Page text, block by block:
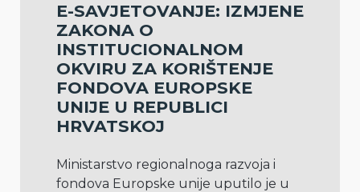
E-SAVJETOVANJE: IZMJENE
ZAKONA O
INSTITUCIONALNOM
OKVIRU ZA KORIŠTENJE
FONDOVA EUROPSKE
UNIJE U REPUBLICI
HRVATSKOJ
Ministarstvo regionalnoga razvoja i
fondova Europske unije uputilo je u